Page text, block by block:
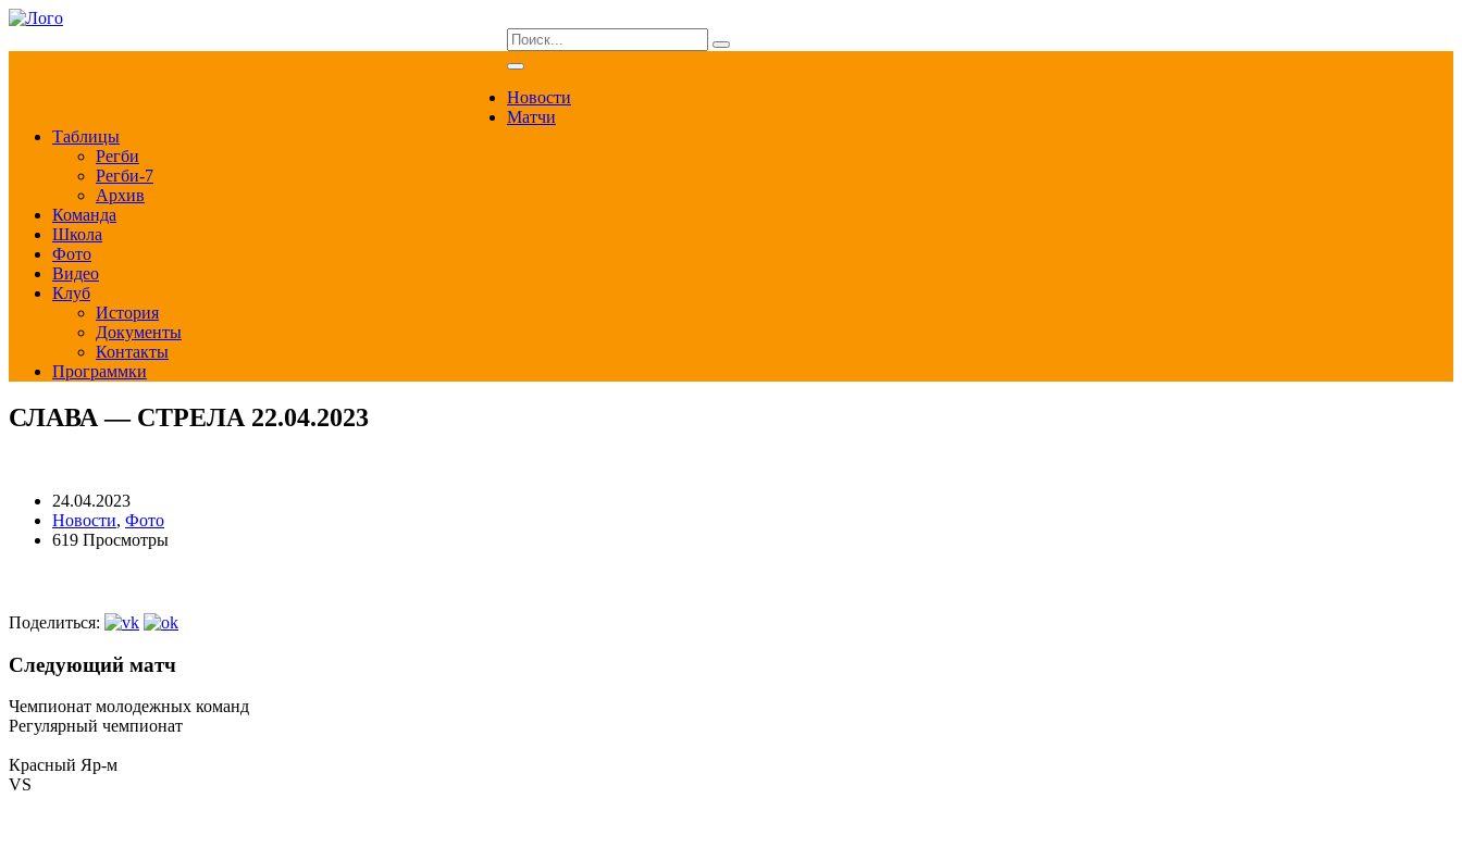
Новости
Матчи
Таблицы
Регби
Регби-7
Архив
Команда
Школа
Фото
Видео
Клуб
История
Документы
Контакты
Программки
СЛАВА — СТРЕЛА 22.04.2023
24.04.2023
Новости, Фото
619 Просмотры
Поделиться:
Следующий матч
Чемпионат молодежных команд
Регулярный чемпионат
Красный Яр-м
VS